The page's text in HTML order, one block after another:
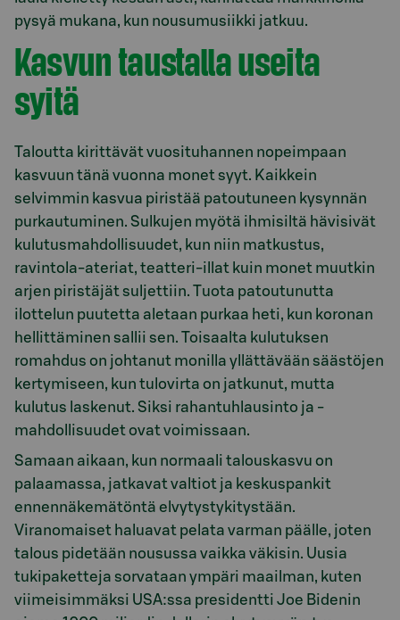
pysyä mukana, kun nousumusiikki jatkuu.
Kasvun taustalla useita
syitä
Taloutta kirittävät vuosituhannen nopeimpaan
kasvuun tänä vuonna monet syyt. Kaikkein
selvimmin kasvua piristää patoutuneen kysynnän
purkautuminen. Sulkujen myötä ihmisiltä hävisivät
kulutusmahdollisuudet, kun niin matkustus,
ravintola-ateriat, teatteri-illat kuin monet muutkin
arjen piristäjät suljettiin. Tuota patoutunutta
ilottelun puutetta aletaan purkaa heti, kun koronan
hellittäminen sallii sen. Toisaalta kulutuksen
romahdus on johtanut monilla yllättävään säästöjen
kertymiseen, kun tulovirta on jatkunut, mutta
kulutus laskenut. Siksi rahantuhlausinto ja -
mahdollisuudet ovat voimissaan.
Samaan aikaan, kun normaali talouskasvu on
palaamassa, jatkavat valtiot ja keskuspankit
ennennäkemätöntä elvytystykitystään.
Viranomaiset haluavat pelata varman päälle, joten
talous pidetään nousussa vaikka väkisin. Uusia
tukipaketteja sorvataan ympäri maailman, kuten
viimeisimmäksi USA:ssa presidentti Joe Bidenin